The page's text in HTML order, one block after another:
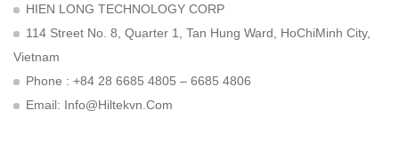
HIEN LONG TECHNOLOGY CORP
114 Street No. 8, Quarter 1, Tan Hung Ward, HoChiMinh City,
Vietnam
Phone : +84 28 6685 4805 – 6685 4806
Email: Info@hiltekvn.com